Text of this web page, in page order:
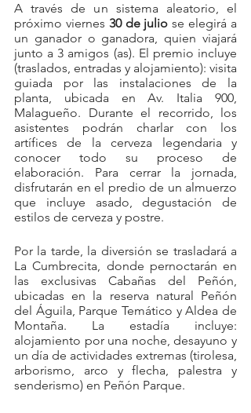
A través de un sistema aleatorio, el
próximo viernes 30 de julio se elegirá a
un ganador o ganadora, quien viajará
junto a 3 amigos (as). El premio incluye
(traslados, entradas y alojamiento): visita
guiada por las instalaciones de la
planta, ubicada en Av. Italia 900,
Malagueño. Durante el recorrido, los
asistentes podrán charlar con los
artífices de la cerveza legendaria y
conocer todo su proceso de
elaboración. Para cerrar la jornada,
disfrutarán en el predio de un almuerzo
que incluye asado, degustación de
estilos de cerveza y postre.
Por la tarde, la diversión se trasladará a
La Cumbrecita, donde pernoctarán en
las exclusivas Cabañas del Peñón,
ubicadas en la reserva natural Peñón
del Águila, Parque Temático y Aldea de
Montaña. La estadía incluye:
alojamiento por una noche, desayuno y
un día de actividades extremas (tirolesa,
arborismo, arco y flecha, palestra y
senderismo) en Peñón Parque.